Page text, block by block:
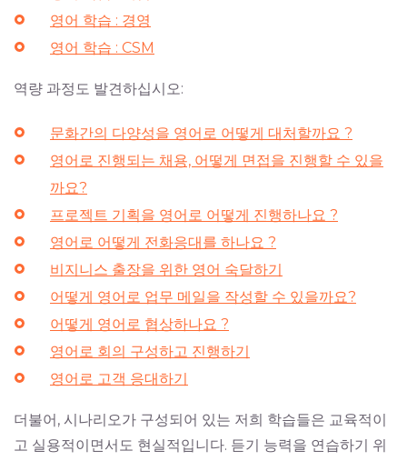
영어 학습 : 경영
영어 학습 : CSM
역량 과정도 발견하십시오:
문화간의 다양성을 영어로 어떻게 대처할까요 ?
영어로 진행되는 채용, 어떻게 면접을 진행할 수 있을
까요?
프로젝트 기획을 영어로 어떻게 진행하나요 ?
영어로 어떻게 전화응대를 하나요 ?
비지니스 출장을 위한 영어 숙달하기
어떻게 영어로 업무 메일을 작성할 수 있을까요?
어떻게 영어로 협상하나요 ?
영어로 회의 구성하고 진행하기
영어로 고객 응대하기
더불어, 시나리오가 구성되어 있는 저희 학습들은 교육적이
고 실용적이면서도 현실적입니다. 듣기 능력을 연습하기 위